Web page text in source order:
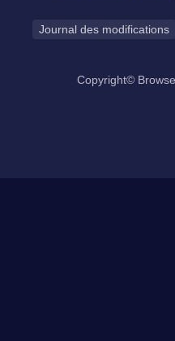
Journal des modifications
Copyright©